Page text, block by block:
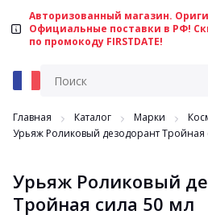
Авторизованный магазин.
Официальные поставки в РФ!
по промокоду FIRSTDATE!
Главная Каталог Марки
Урьяж Роликовый дезодорант Тройная
Урьяж Роликовый
Тройная сила 50 мл